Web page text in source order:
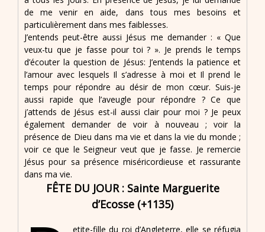
de me venir en aide, dans tous mes besoins et
particulièrement dans mes faiblesses.
J’entends peut-être aussi Jésus me demander : « Que
veux-tu que je fasse pour toi ? ». Je prends le temps
d’écouter la question de Jésus: J’entends la patience et
l’amour avec lesquels Il s’adresse à moi et Il prend le
temps pour répondre au désir de mon cœur. Suis-je
aussi rapide que l’aveugle pour répondre ? Ce que
j’attends de Jésus est-il aussi clair pour moi ? Je peux
également demander de voir à nouveau ; voir la
présence de Dieu dans ma vie et dans la vie du monde ;
voir ce que le Seigneur veut que je fasse. Je remercie
Jésus pour sa présence miséricordieuse et rassurante
dans ma vie.
FÊTE DU JOUR : Sainte Marguerite
d’Ecosse (+1135)
etite-fille du roi d’Angleterre, elle se réfugia